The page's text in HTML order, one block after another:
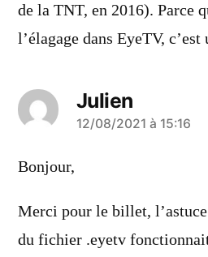
de la TNT, en 2016). Parce
l’élagage dans EyeTV,
Julien
a
12/08/2021 à 15:16
Bonjour,
Merci pour le billet,
du fichier .eyetv